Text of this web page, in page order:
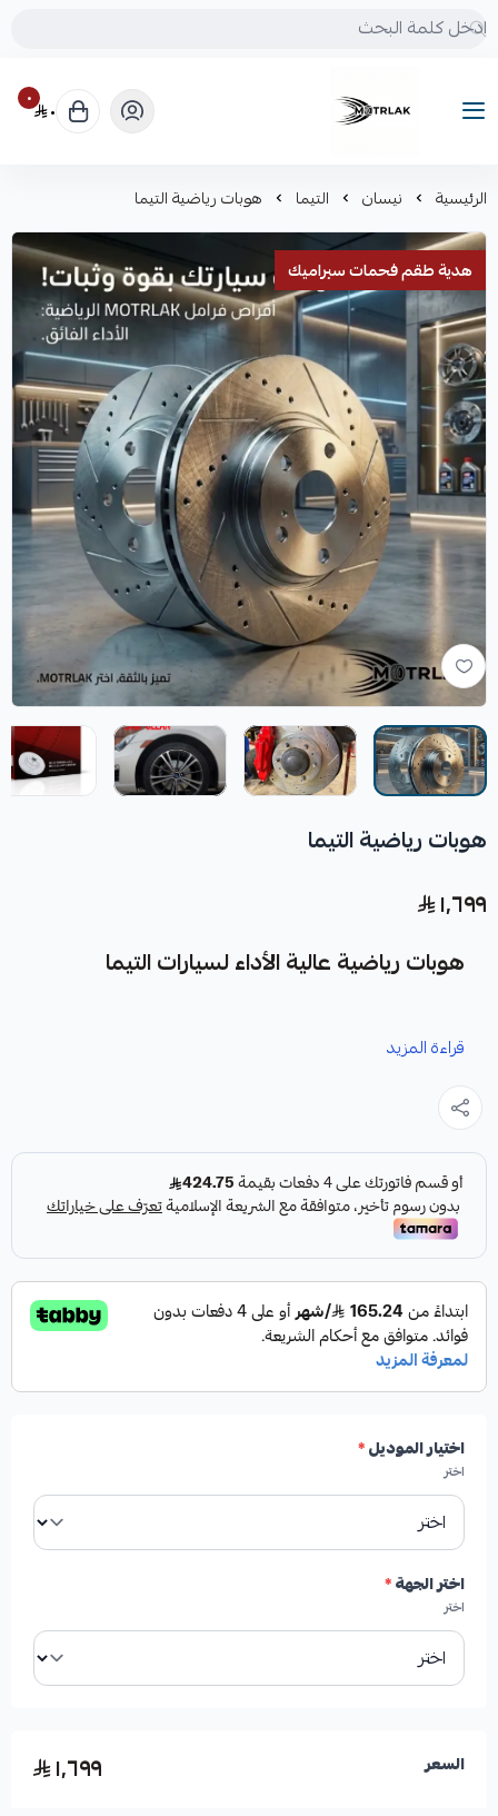
Motrlak
٠ ٠
الرئيسية نيسان التيما هوبات رياضية التيما
هدية طقم فحمات سيراميك
هوبات رياضية التيما
١٬٦٩٩
هوبات رياضية عالية الأداء لسيارات التيما
خصيصاً لتعزيز أداء نظام الفرامل لديك كقطعة غيار متينة وعالية
الجودة.
المواصفات والمميزات:
النوع:هوبات فرامل رياضية مخرمة ومخططة.
الأداء:عالية الأداء.
بلد المنشأ:
العلامة التجارية:
قراءة المزيد
اختيار الموديل*
اختر
اختر الجهة*
اختر
السعر ١٬٦٩٩